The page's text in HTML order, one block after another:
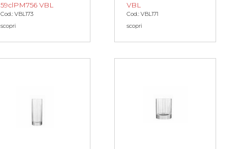
59clPM756 VBL
Cod.: VBL173
scopri
VBL
Cod.: VBL171
scopri